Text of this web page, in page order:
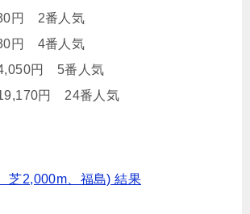
円 2番人気
円 4番人気
円 5番人気
円 24番人気
芝2,000m、福島) 結果